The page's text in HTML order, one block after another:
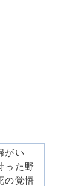
がい
った野
の覚悟